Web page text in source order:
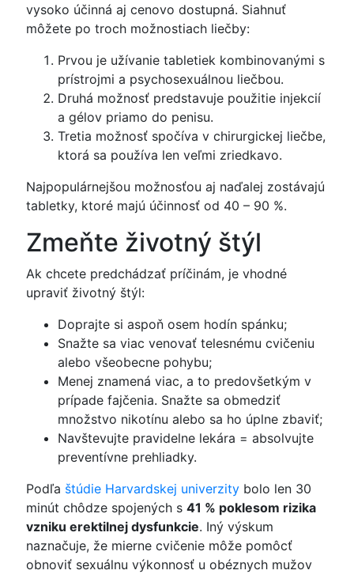
vysoko účinná aj cenovo dostupná. Siahnuť
môžete po troch možnostiach liečby:
Prvou je užívanie tabletiek kombinovanými s
prístrojmi a psychosexuálnou liečbou.
Druhá možnosť predstavuje použitie injekcií
a gélov priamo do penisu.
Tretia možnosť spočíva v chirurgickej liečbe,
ktorá sa používa len veľmi zriedkavo.
Najpopulárnejšou možnosťou aj naďalej zostávajú
tabletky, ktoré majú účinnosť od 40 – 90 %.
Zmeňte životný štýl
Ak chcete predchádzať príčinám, je vhodné
upraviť životný štýl:
Doprajte si aspoň osem hodín spánku;
Snažte sa viac venovať telesnému cvičeniu
alebo všeobecne pohybu;
Menej znamená viac, a to predovšetkým v
prípade fajčenia. Snažte sa obmedziť
množstvo nikotínu alebo sa ho úplne zbaviť;
Navštevujte pravidelne lekára = absolvujte
preventívne prehliadky.
Podľa štúdie Harvardskej univerzity bolo len 30
minút chôdze spojených s 41 % poklesom rizika
vzniku erektilnej dysfunkcie. Iný výskum
naznačuje, že mierne cvičenie môže pomôcť
obnoviť sexuálnu výkonnosť u obéznych mužov